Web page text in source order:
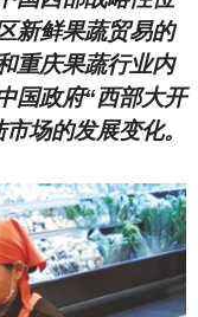
新鲜果蔬贸易的
重庆果蔬行业内
国政府“西部大开
场的发展变化。